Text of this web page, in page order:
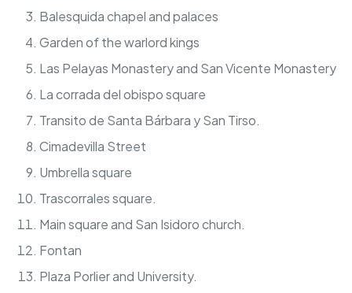
Balesquida chapel and palaces
Garden of the warlord kings
Las Pelayas Monastery and San Vicente Monastery
La corrada del obispo square
Transito de Santa Bárbara y San Tirso.
Cimadevilla Street
Umbrella square
Trascorrales square.
Main square and San Isidoro church.
Fontan
Plaza Porlier and University.